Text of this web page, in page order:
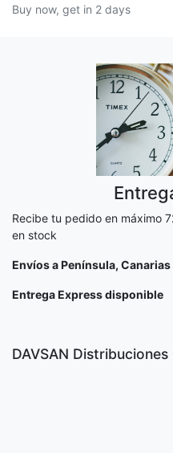
Buy now, get in 2 days
Recibe tu pedido en máximo
en stock
Envíos a Península, Canarias
Entrega Express disponible
DAVSAN Distribuciones